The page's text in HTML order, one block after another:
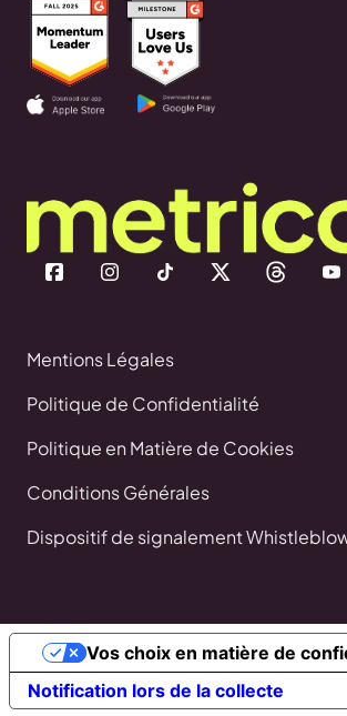
Mentions Légales
Politique de Confidentialité
Politique en Matière de Cookies
Conditions Générales
Dispositif de signalement
Notification lors de la collecte
Vos choix en matière de